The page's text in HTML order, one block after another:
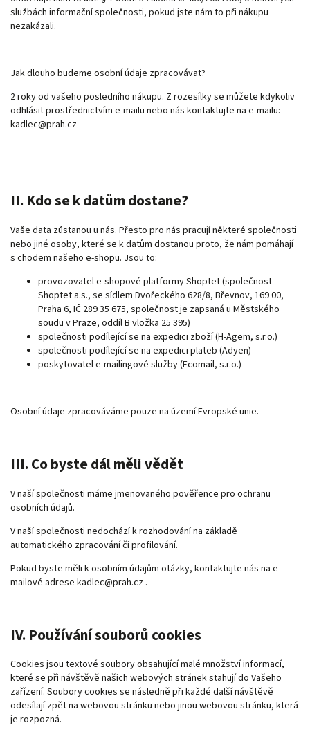
službách informační společnosti, pokud jste nám to při nákupu
nezakázali.
Jak dlouho budeme osobní údaje zpracovávat?
2 roky od vašeho posledního nákupu. Z rozesílky se můžete kdykoliv
odhlásit prostřednictvím e-mailu nebo nás kontaktujte na e-mailu:
kadlec@prah.cz
II. Kdo se k datům dostane?
Vaše data zůstanou u nás. Přesto pro nás pracují některé společnosti
nebo jiné osoby, které se k datům dostanou proto, že nám pomáhají
s chodem našeho e-shopu. Jsou to:
provozovatel e-shopové platformy Shoptet (společnost
Shoptet a.s., se sídlem Dvořeckého 628/8, Břevnov, 169 00,
Praha 6, IČ 289 35 675, společnost je zapsaná u Městského
soudu v Praze, oddíl B vložka 25 395)
společnosti podílející se na expedici zboží (H-Agem, s.r.o.)
společnosti podílející se na expedici plateb (Adyen)
poskytovatel e-mailingové služby (Ecomail, s.r.o.)
Osobní údaje zpracováváme pouze na území Evropské unie.
III. Co byste dál měli vědět
V naší společnosti máme jmenovaného pověřence pro ochranu
osobních údajů.
V naší společnosti nedochází k rozhodování na základě
automatického zpracování či profilování.
Pokud byste měli k osobním údajům otázky, kontaktujte nás na e-
mailové adrese kadlec@prah.cz .
IV. Používání souborů cookies
Cookies jsou textové soubory obsahující malé množství informací,
které se při návštěvě našich webových stránek stahují do Vašeho
zařízení. Soubory cookies se následně při každé další návštěvě
odesílají zpět na webovou stránku nebo jinou webovou stránku, která
je rozpozná.